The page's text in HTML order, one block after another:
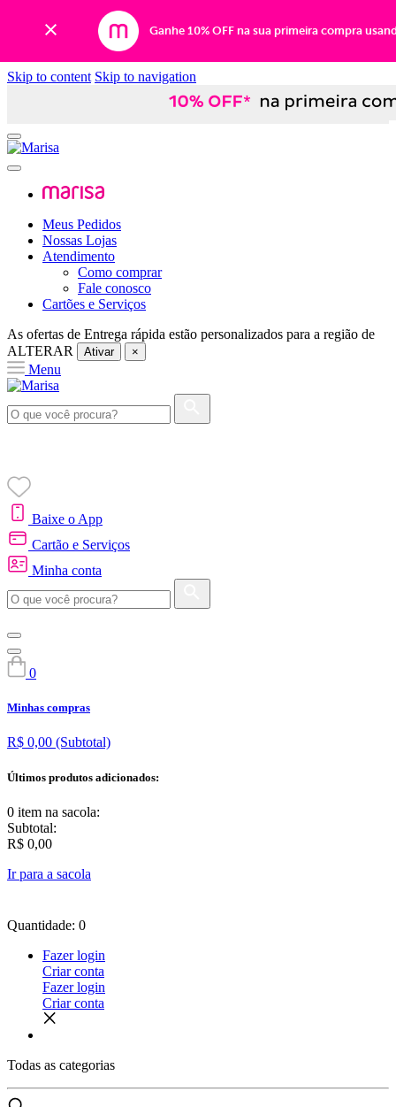
Ganhe 10% OFF na sua primeira compra
Skip to content Skip to navigation
Meus Pedidos
Nossas Lojas
Atendimento
Como comprar
Fale conosco
Cartões e Serviços
As ofertas de Entrega rápida estão personalizados para a região de
ALTERAR
Ativar ×
Menu
Baixe o App
Cartão e Serviços
Minha conta
0
Minhas compras
R$ 0,00 (Subtotal)
Últimos produtos adicionados:
0 item na sacola:
Subtotal:
R$ 0,00
Ir para a sacola
Quantidade: 0
Fazer login
Criar conta
Fazer login
Criar conta
Todas as categorias